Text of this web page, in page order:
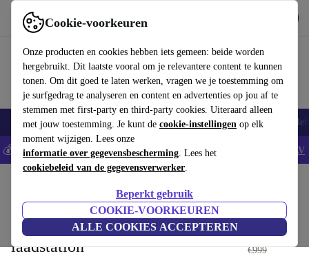
Cookie-voorkeuren
Onze producten en cookies hebben iets gemeen: beide worden
hergebruikt. Dit laatste vooral om je relevantere content te kunnen
tonen. Om dit goed te laten werken, vragen we je toestemming om
je surfgedrag te analyseren en content en advertenties op jou af te
stemmen met first-party en third-party cookies. Uiteraard alleen
met jouw toestemming. Je kunt de cookie-instellingen op elk
moment wijzigen. Lees onze
informatie over gegevensbescherming. Lees het
cookiebeleid van de gegevensverwerker.
Beperkt gebruik
COOKIE-VOORKEUREN
ALLE COOKIES ACCEPTEREN
Gebruik refurbed snel en eenvoudig
Smartphones Laptops Tablets Smartwatches Accessoires
💰Bespaar 5% EXTRA op alle iPhones - Code: IPHONEDEAL - AV
Vorwerk Kobold VR7
Robotstofzuiger met CB7
laadstation
€894,95
€999